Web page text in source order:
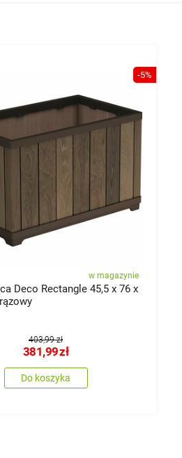
-5%
w magazynie
Deco Rectangle 45,5 x 76 x
403,99 zł
381,99zł
Do koszyka